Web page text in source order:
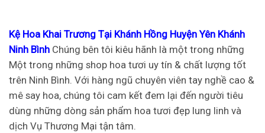
Kệ Hoa Khai Trương Tại Khánh Hồng Huyện Yên Khánh
Ninh Bình Chúng bên tôi kiêu hãnh là một trong những
Một trong những shop hoa tươi uy tín & chất lượng tốt
trên Ninh Bình. Với hàng ngũ chuyên viên tay nghề cao &
mê say hoa, chúng tôi cam kết đem lại đến người tiêu
dùng những dòng sản phẩm hoa tươi đẹp lung linh và
dịch Vụ Thương Mại tận tâm.